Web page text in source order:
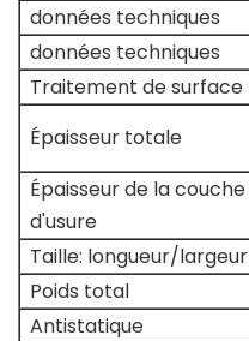
données techniques
données techniques
Traitement de surface
Épaisseur totale
Épaisseur de la couche
d'usure
Taille: longueur/largeur
Poids total
Antistatique